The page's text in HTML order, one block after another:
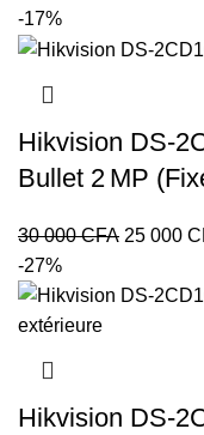
initial
000 CFA.
-17%
Hikvision
Bullet 2 MP
30 000CFA Le
initial
25 000
-27%
Hikvision